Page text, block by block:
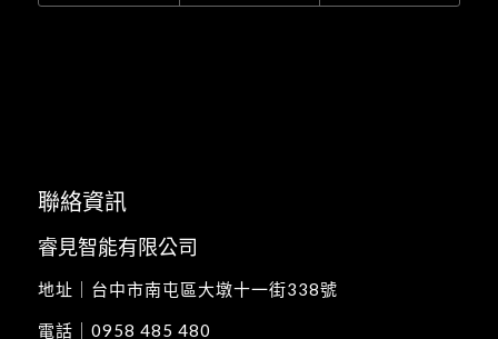
聯絡資訊
睿見智能有限公司
地址｜ 台中市南屯區大墩十一街338號
電話｜ 0958 485 480